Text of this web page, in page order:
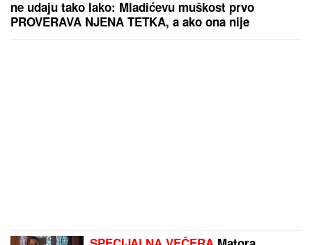
ne udaju tako lako: Mladićevu muškost prvo
PROVERAVA NJENA TETKA, a ako ona nije